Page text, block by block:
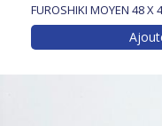
FUROSHIKI MOYEN 48 X